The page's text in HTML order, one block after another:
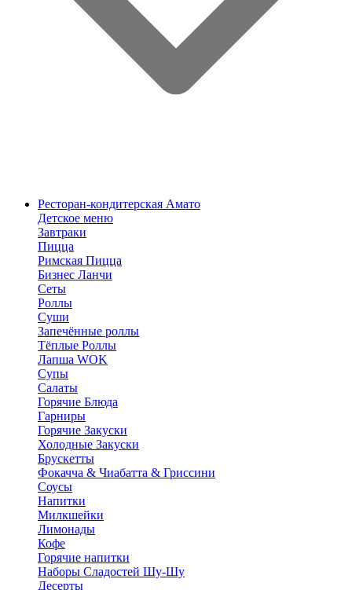
Ресторан-кондитерская Амато
Детское меню
Завтраки
Пицца
Римская Пицца
Бизнес Ланчи
Сеты
Роллы
Суши
Запечённые роллы
Тёплые Роллы
Лапша WOK
Супы
Салаты
Горячие Блюда
Гарниры
Горячие Закуски
Холодные Закуски
Брускетты
Фокачча & Чиабатта & Гриссини
Соусы
Напитки
Милкшейки
Лимонады
Кофе
Горячие напитки
Наборы Сладостей Шу-Шу
Десерты